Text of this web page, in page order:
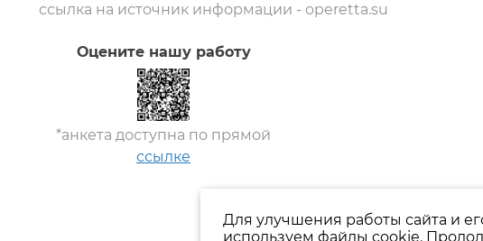
ссылка на источник информации - operetta.su
Оцените нашу работу
*анкета доступна по прямой
ссылке
Для улучшения работы сайта и
используем файлы cookie.